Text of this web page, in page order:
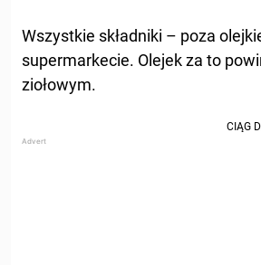
Wszystkie składniki – poza
supermarkecie. Olejek za to
ziołowym.